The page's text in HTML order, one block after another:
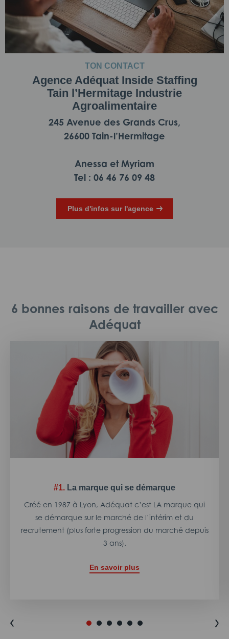
TON CONTACT
Agence Adéquat Inside Staffing
Tain l’Hermitage Industrie
Agroalimentaire
245 Avenue des Grands Crus,
26600 Tain-l’Hermitage
Anessa et Myriam
Tel : 06 46 76 09 48
Plus d'infos sur l'agence
6 bonnes raisons de travailler avec
Adéquat
#1. La marque qui se démarque
Créé en 1987 à Lyon, Adéquat c’est LA marque qui
se démarque sur le marché de l’intérim et du
recrutement (plus forte progression du marché depuis
3 ans).
En savoir plus